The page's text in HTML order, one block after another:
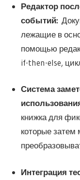
Редактор
событий:
лежащие в
помощью
if-then-else,
Система
книжка для
которые затем
Интеграция